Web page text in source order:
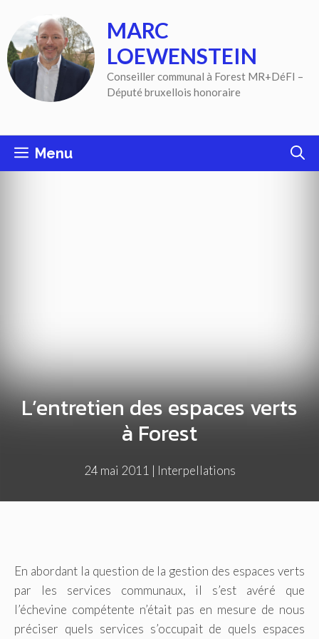
contenu
MARC
LOEWENSTEIN
Conseiller communal à Forest MR+DéFI –
Député bruxellois honoraire
Menu
L’entretien des espaces verts
à Forest
24 mai 2011 | Interpellations
En abordant la question de la gestion des espaces verts
par les services communaux, il s’est avéré que
l’échevine compétente n’était pas en mesure de nous
préciser quels services s’occupait de quels espaces